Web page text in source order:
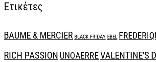
Ετικέτες
BAUME & MERCIER BLACK FRIDAY EBEL
RICH PASSION UNOAERREVALENTINE'S